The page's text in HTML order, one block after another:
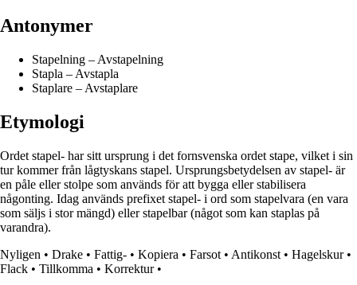
Antonymer
Stapelning – Avstapelning
Stapla – Avstapla
Staplare – Avstaplare
Etymologi
Ordet stapel- har sitt ursprung i det fornsvenska ordet stape, vilket i sin
tur kommer från lågtyskans stapel. Ursprungsbetydelsen av stapel- är
en påle eller stolpe som används för att bygga eller stabilisera
någonting. Idag används prefixet stapel- i ord som stapelvara (en vara
som säljs i stor mängd) eller stapelbar (något som kan staplas på
varandra).
Nyligen • Drake • Fattig- • Kopiera • Farsot • Antikonst • Hagelskur•
Flack • Tillkomma • Korrektur•